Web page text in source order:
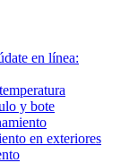
en línea:
y bote
en exteriores